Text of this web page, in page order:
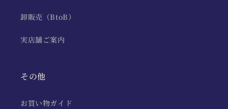
卸販売（BtoB）
実店舗ご案内
その他
お買い物ガイド